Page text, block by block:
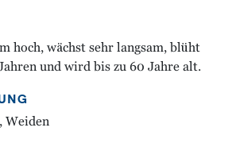
Dryas octopetala
hoch, wächst sehr langsam, blüht
und wird bis zu 60 Jahre alt.
Weiden